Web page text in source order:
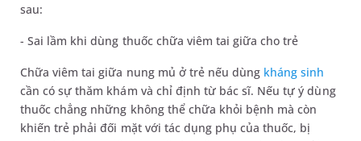
sau:
- Sai lầm khi dùng thuốc chữa viêm tai giữa cho trẻ
Chữa viêm tai giữa nung mủ ở trẻ nếu dùng kháng sinh
cần có sự thăm khám và chỉ định từ bác sĩ. Nếu tự ý dùng
thuốc chẳng những không thể chữa khỏi bệnh mà còn
khiến trẻ phải đối mặt với tác dụng phụ của thuốc, bị